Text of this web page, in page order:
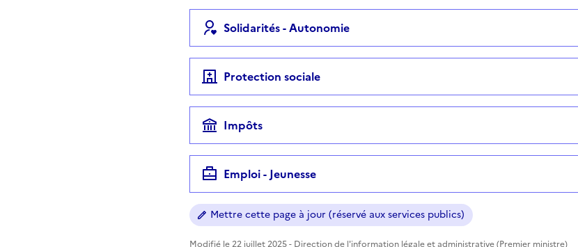
Solidarités - Autonomie
Protection sociale
Impôts
Emploi - Jeunesse
Mettre cette page à jour (réservé aux services publics)
Modifié le 22 juillet 2025 - Direction de l'information légale et administrative (Premier ministre)